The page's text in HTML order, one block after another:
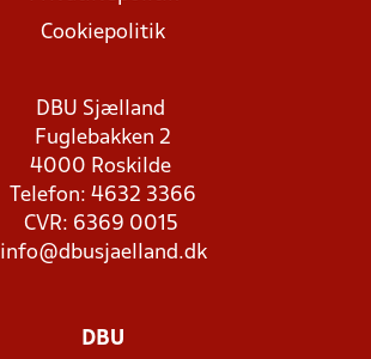
Cookiepolitik
DBU Sjælland
Fuglebakken 2
4000 Roskilde
Telefon: 4632 3366
CVR: 6369 0015
info@dbusjaelland.dk
DBU